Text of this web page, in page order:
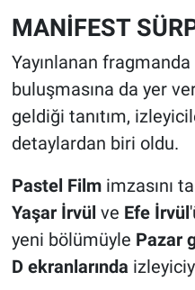
MANİFEST
Yayınlanan fragmanda
buluşmasına da yer
geldiği tanıtım,
detaylardan biri oldu.
Pastel Filmimzasını
Yaşar İrvül ve Efe İrvül
yeni bölümüyle Pazar
D ekranlarında